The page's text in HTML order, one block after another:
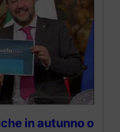
in autunno o